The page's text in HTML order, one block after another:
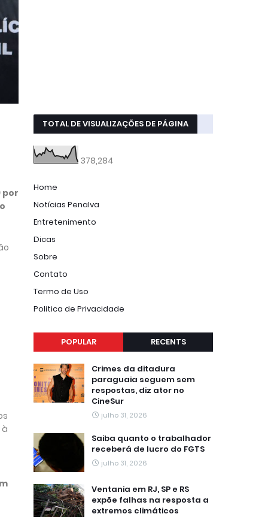
por
TOTAL DE VISUALIZAÇÕES DE PÁGINA
378,284
Home
Notícias Penalva
Entretenimento
Dicas
Sobre
Contato
Termo de Uso
Politica de Privacidade
POPULAR RECENTS
Crimes da ditadura
paraguaia seguem sem
respostas, diz ator no
CineSur
julho 31, 2026
Saiba quanto o trabalhador
receberá de lucro do FGTS
julho 31, 2026
Ventania em RJ, SP e RS
expõe falhas na resposta a
extremos climáticos